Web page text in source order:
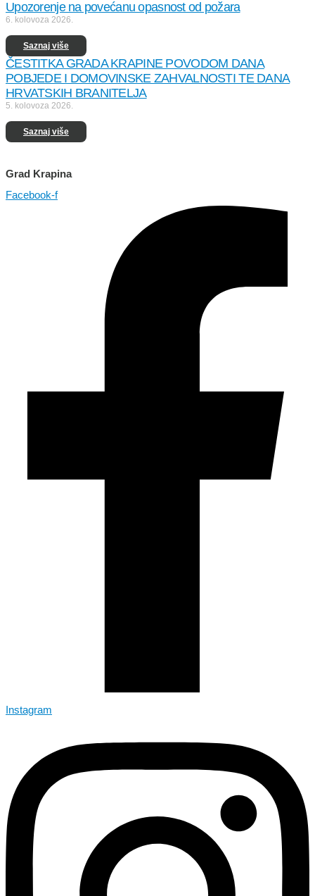
Upozorenje na povećanu opasnost od požara
6. kolovoza 2026.
Saznaj više
ČESTITKA GRADA KRAPINE POVODOM DANA
POBJEDE I DOMOVINSKE ZAHVALNOSTI TE DANA
HRVATSKIH BRANITELJA
5. kolovoza 2026.
Saznaj više
Grad Krapina
Facebook-f
Instagram